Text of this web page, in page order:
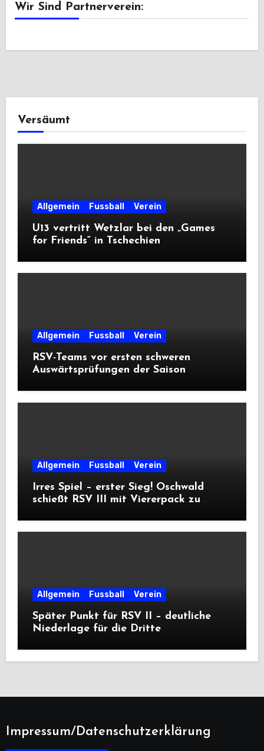
Wir Sind Partnerverein:
Versäumt
Allgemein Fussball Verein
U13 vertritt Wetzlar bei den „Games
for Friends“ in Tschechien
Allgemein Fussball Verein
RSV-Teams vor ersten schweren
Auswärtsprüfungen der Saison
Allgemein Fussball Verein
Irres Spiel – erster Sieg! Oschwald
schießt RSV III mit Viererpack zu
Allgemein Fussball Verein
Später Punkt für RSV II – deutliche
Niederlage für die Dritte
Impressum/Datenschutzerklärung